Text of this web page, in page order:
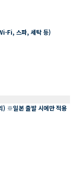
Fi, 스파, 세탁 등)
) ※일본 출발 시에만 적용